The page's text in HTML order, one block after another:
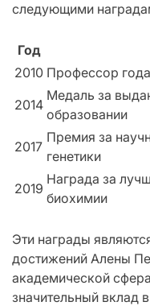
следующими
Год
2010 Профессор
2014
Медаль за
образовании
2017
Премия за
генетики
2019
Награда за
биохимии
Эти награды
достижений Алены
академической
значительный вклад